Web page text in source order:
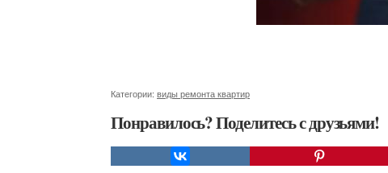
Категории: виды ремонта квартир
Понравилось? Поделитесь с друзьями!